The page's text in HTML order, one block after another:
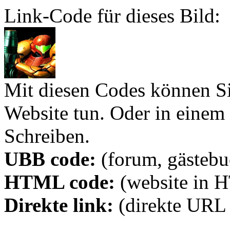
Link-Code für dieses Bild:
Mit diesen Codes können
Website tun. Oder in
Schreiben.
UBB code: (forum,
HTML code: (website in
Direkte link: (direkte